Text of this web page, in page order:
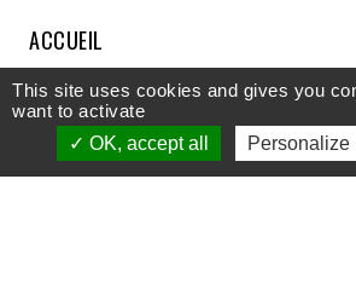
ACCUEIL
COMPRENDRE
DÉCOUVRIR
This site uses cookies and gives you
want to activate
OK, accept all
Personalize